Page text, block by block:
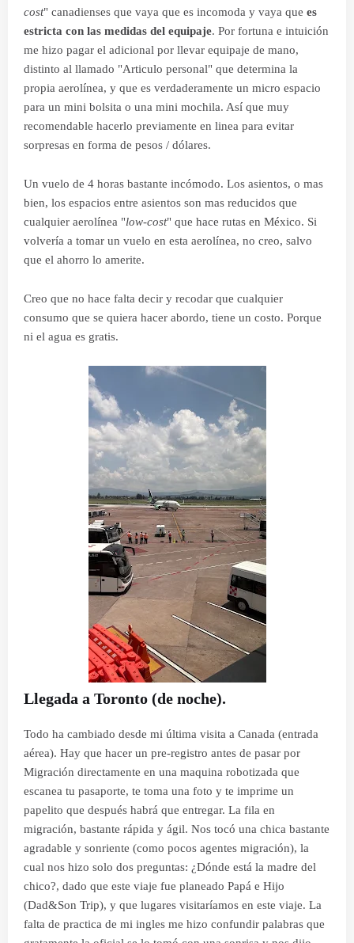
cost" canadienses que vaya que es incomoda y vaya que es
estricta con las medidas del equipaje. Por fortuna e intuición
me hizo pagar el adicional por llevar equipaje de mano,
distinto al llamado "Articulo personal" que determina la
propia aerolínea, y que es verdaderamente un micro espacio
para un mini bolsita o una mini mochila. Así que muy
recomendable hacerlo previamente en linea para evitar
sorpresas en forma de pesos / dólares.
Un vuelo de 4 horas bastante incómodo. Los asientos, o mas
bien, los espacios entre asientos son mas reducidos que
cualquier aerolínea "low-cost" que hace rutas en México. Si
volvería a tomar un vuelo en esta aerolínea, no creo, salvo
que el ahorro lo amerite.
Creo que no hace falta decir y recodar que cualquier
consumo que se quiera hacer abordo, tiene un costo. Porque
ni el agua es gratis.
Llegada a Toronto (de noche).
Todo ha cambiado desde mi última visita a Canada (entrada
aérea). Hay que hacer un pre-registro antes de pasar por
Migración directamente en una maquina robotizada que
escanea tu pasaporte, te toma una foto y te imprime un
papelito que después habrá que entregar. La fila en
migración, bastante rápida y ágil. Nos tocó una chica bastante
agradable y sonriente (como pocos agentes migración), la
cual nos hizo solo dos preguntas: ¿Dónde está la madre del
chico?, dado que este viaje fue planeado Papá e Hijo
(Dad&Son Trip), y que lugares visitaríamos en este viaje. La
falta de practica de mi ingles me hizo confundir palabras que